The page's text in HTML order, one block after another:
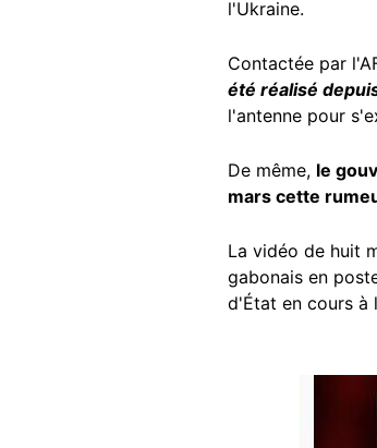
l'Ukraine.
Contactée par
été réalisé
l'antenne pour
De même, le
mars cette
La vidéo de huit
gabonais en
d'État en cours à